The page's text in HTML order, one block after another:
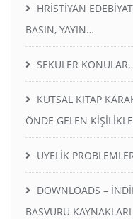
HRİSTİYAN
BASIN, YAYIN…
SEKÜLER
KUTSAL KITAP
ÖNDE GELEN
ÜYELİK
DOWNLOADS –
BASVURU KAYNAKLARI